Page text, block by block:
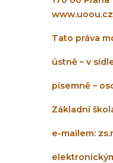
www.uoou.cz
Tato práva
ústně – v
písemně –
Základní
e-mailem: